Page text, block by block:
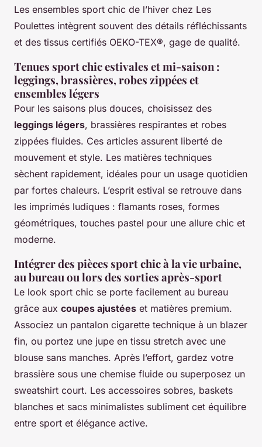
Les ensembles sport chic de l’hiver chez Les
Poulettes intègrent souvent des détails réfléchissants
et des tissus certifiés OEKO-TEX®, gage de qualité.
Tenues sport chic estivales et mi-saison :
leggings, brassières, robes zippées et
ensembles légers
Pour les saisons plus douces, choisissez des
leggings légers, brassières respirantes et robes
zippées fluides. Ces articles assurent liberté de
mouvement et style. Les matières techniques
sèchent rapidement, idéales pour un usage quotidien
par fortes chaleurs. L’esprit estival se retrouve dans
les imprimés ludiques : flamants roses, formes
géométriques, touches pastel pour une allure chic et
moderne.
Intégrer des pièces sport chic à la vie urbaine,
au bureau ou lors des sorties après-sport
Le look sport chic se porte facilement au bureau
grâce aux coupes ajustées et matières premium.
Associez un pantalon cigarette technique à un blazer
fin, ou portez une jupe en tissu stretch avec une
blouse sans manches. Après l’effort, gardez votre
brassière sous une chemise fluide ou superposez un
sweatshirt court. Les accessoires sobres, baskets
blanches et sacs minimalistes subliment cet équilibre
entre sport et élégance active.